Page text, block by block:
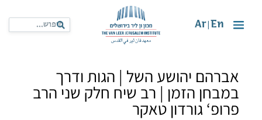
En
Ar
אברהם יהושע השל | הגות ודרך
במבחן הזמן | רב שיח חלק שני הרב
פרופ‘ גורדון טאקר